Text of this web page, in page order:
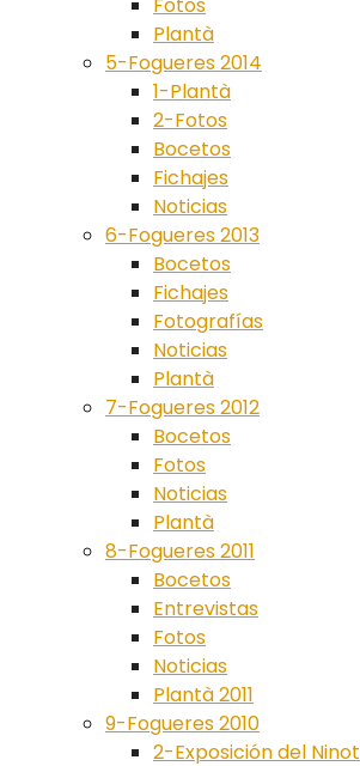
Plantà
5-Fogueres 2014
1-Plantà
2-Fotos
Bocetos
Fichajes
Noticias
6-Fogueres 2013
Bocetos
Fichajes
Fotografías
Noticias
Plantà
7-Fogueres 2012
Bocetos
Fotos
Noticias
Plantà
8-Fogueres 2011
Bocetos
Entrevistas
Fotos
Noticias
Plantà 2011
9-Fogueres 2010
2-Exposición del Ninot